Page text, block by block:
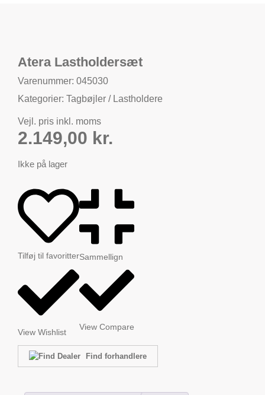
Atera Lastholdersæt
Varenummer: 045030
Kategorier: Tagbøjler / Lastholdere
Vejl. pris inkl. moms
2.149,00 kr.
Ikke på lager
Tilføj til favoritter
View Wishlist
Sammellign
View Compare
Find forhandlere